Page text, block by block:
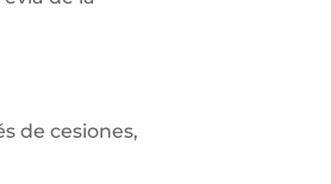
de cesiones,